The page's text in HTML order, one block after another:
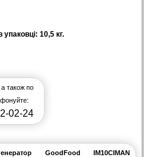
10,5 кг.
також по
02-24
GoodFood IM10CIMAN